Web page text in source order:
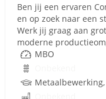
Ben jij een ervaren
en op zoek naar een
Werk jij graag aan
moderne
MBO